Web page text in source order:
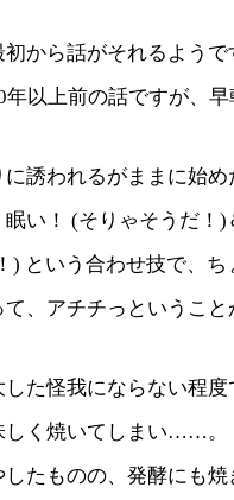
初から話がそれるよう
年以上前の話ですが、
に誘われるがままに始
眠い！ (そりゃそうだ！
) という合わせ技で、
、アチチっということ
した怪我にならない程
しく焼いてしまい……。
したものの、発酵にも